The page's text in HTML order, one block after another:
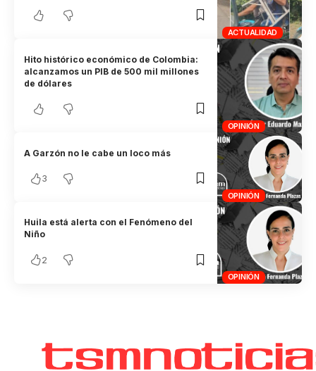
ACTUALIDAD
OPINIÓN
Hito histórico económico de Colombia:
alcanzamos un PIB de 500 mil millones
de dólares
OPINIÓN
A Garzón no le cabe un loco más
3
OPINIÓN
Huila está alerta con el Fenómeno del
Niño
2